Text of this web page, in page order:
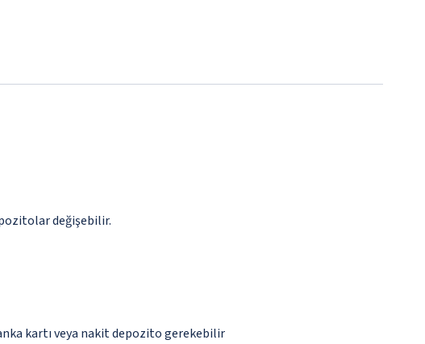
değişebilir.
kartı veya nakit depozito gerekebilir